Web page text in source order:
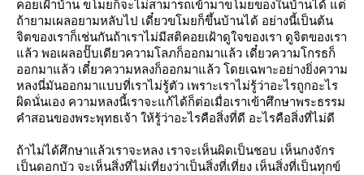
คอยเฝ้าบ้าน ขโมยก็จะไม่สามารถเข้ามาขโมยของในบ้านได้ แต่
ถ้ายามเผลอยามหลับไป เดี๋ยวขโมยก็ขึ้นบ้านได้ อย่างนี้เป็นต้น
จิตของเราก็เช่นกันถ้าเราไม่มีสติคอยเฝ้าดูใจของเรา ดูจิตของเรา
ล้ว พอเผลอปั๊บเดียวความโลภก็ออกมาแล้ว เดี๋ยวความโกรธก็
ออกมาแล้ว เดี๋ยวความหลงก็ออกมาแล้ว โดยเฉพาะอย่างยิ่งความ
หลงนี่มันออกมาแบบที่เราไม่รู้ตัว เพราะเราไม่รู้ว่าอะไรถูกอะไร
ผิดนั่นเอง ความหลงนี้เราจะแก้ได้ก็ต่อเมื่อเราเข้าศึกษาพระธรรม
คำสอนของพระพุทธเจ้า ให้รู้ว่าอะไรคือสิ่งที่ดี อะไรคือสิ่งที่ไม่ดี
ถ้าไม่ได้ศึกษาแล้วเราจะหลง เราจะเห็นผิดเป็นชอบ เห็นกงจักร
เป็นดอกบัว จะเห็นสิ่งที่ไม่เที่ยงว่าเป็นสิ่งที่เที่ยง เห็นสิ่งที่เป็นทุกข์